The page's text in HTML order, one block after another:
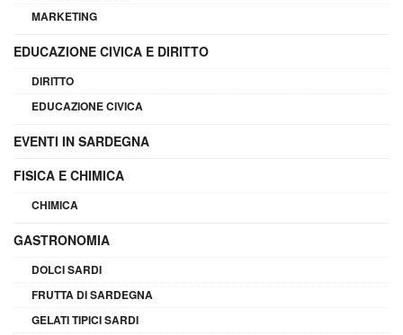
MARKETING
EDUCAZIONE CIVICA E DIRITTO
DIRITTO
EDUCAZIONE CIVICA
EVENTI IN SARDEGNA
FISICA E CHIMICA
CHIMICA
GASTRONOMIA
DOLCI SARDI
FRUTTA DI SARDEGNA
GELATI TIPICI SARDI